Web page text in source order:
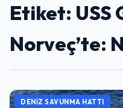
Etiket: USS
Norveç’te:
DENIZ SAVUNMA HATTI